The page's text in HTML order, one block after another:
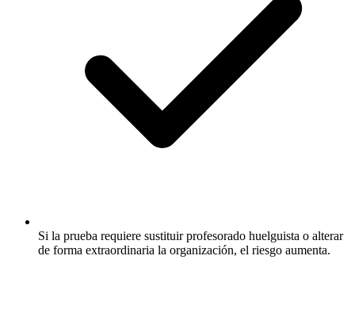
Si la prueba requiere sustituir profesorado huelguista o alterar
de forma extraordinaria la organización, el riesgo aumenta.